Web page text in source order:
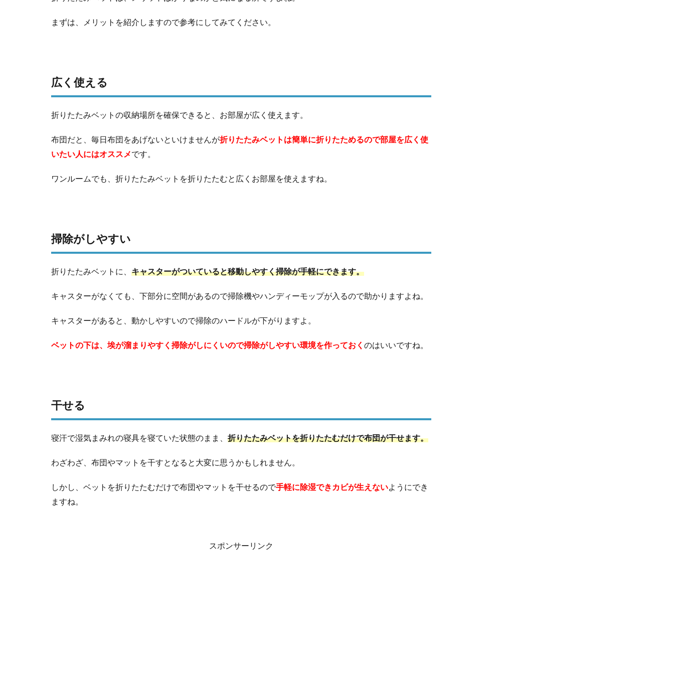
まずは、メリットを紹介しますので参考にしてみてください。
広く使える
折りたたみベットの収納場所を確保できると、お部屋が広く使えます。
布団だと、毎日布団をあげないといけませんが折りたたみベットは簡単に折りたためるので部屋を広く使
いたい人にはオススメです。
ワンルームでも、折りたたみベットを折りたたむと広くお部屋を使えますね。
掃除がしやすい
折りたたみベットに、 キャスターがついていると移動しやすく掃除が手軽にできます。
キャスターがなくても、下部分に空間があるので掃除機やハンディーモップが入るので助かりますよね。
キャスターがあると、動かしやすいので掃除のハードルが下がりますよ。
ベットの下は、埃が溜まりやすく掃除がしにくいので掃除がしやすい環境を作っておく のはいいですね。
干せる
寝汗で湿気まみれの寝具を寝ていた状態のまま、 折りたたみベットを折りたたむだけで布団が干せます。
わざわざ、布団やマットを干すとなると大変に思うかもしれません。
しかし、ベットを折りたたむだけで布団やマットを干せるので手軽に除湿できカビが生えないようにでき
ますね。
スポンサーリンク